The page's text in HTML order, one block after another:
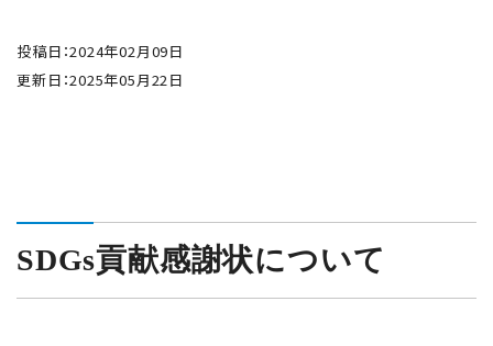
投稿日：2024年02月09日
更新日：2025年05月22日
SDGs貢献感謝状について